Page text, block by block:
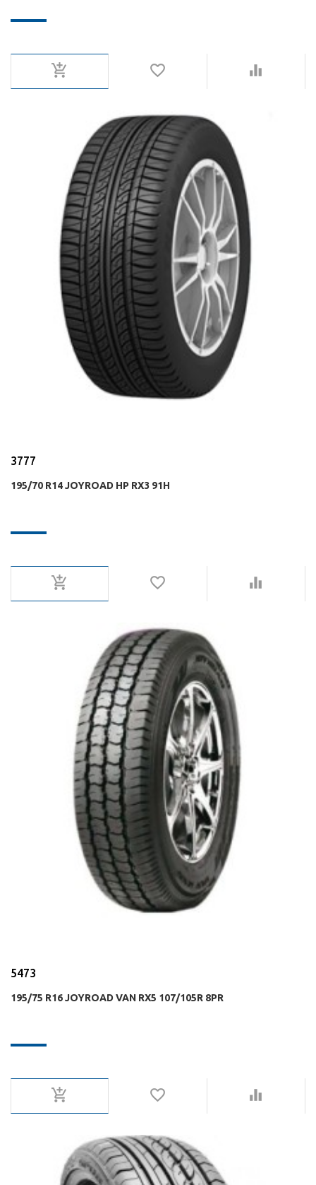
3777
195/70 R14 JOYROAD HP RX3 91H
5473
195/75 R16 JOYROAD VAN RX5 107/105R 8PR